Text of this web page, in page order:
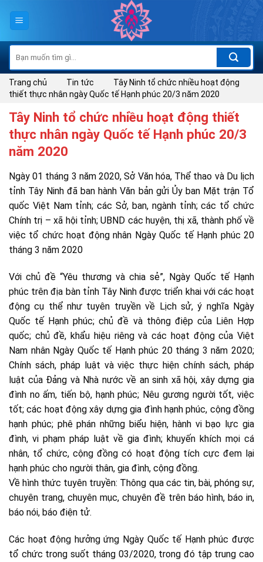
kiếm:
Trang chủ Tin tức
Tây Ninh tổ chức nhiều hoạt động
thiết thực nhân ngày Quốc tế Hạnh phúc 20/3 năm 2020
Tây Ninh tổ chức nhiều hoạt động thiết
thực nhân ngày Quốc tế Hạnh phúc 20/3
năm 2020
Ngày 01 tháng 3 năm 2020, Sở Văn hóa, Thể thao và Du lịch
tỉnh Tây Ninh đã ban hành Văn bản gửi Ủy ban Mặt trận Tổ
quốc Việt Nam tỉnh; các Sở, ban, ngành tỉnh; các tổ chức
Chính trị – xã hội tỉnh; UBND các huyện, thị xã, thành phố về
việc tổ chức hoạt động nhân Ngày Quốc tế Hạnh phúc 20
tháng 3 năm 2020
Với chủ đề “Yêu thương và chia sẻ”, Ngày Quốc tế Hạnh
phúc trên địa bàn tỉnh Tây Ninh được triển khai với các hoạt
động cụ thể như tuyên truyền về Lịch sử, ý nghĩa Ngày
Quốc tế Hạnh phúc; chủ đề và thông điệp của Liên Hợp
quốc; chủ đề, khẩu hiệu riêng và các hoạt động của Việt
Nam nhân Ngày Quốc tế Hạnh phúc 20 tháng 3 năm 2020;
Chính sách, pháp luật và việc thực hiện chính sách, pháp
luật của Đảng và Nhà nước về an sinh xã hội, xây dựng gia
đình no ấm, tiến bộ, hạnh phúc; Nêu gương người tốt, việc
tốt; các hoạt động xây dựng gia đình hạnh phúc, cộng đồng
hạnh phúc; phê phán những biểu hiện, hành vi bạo lực gia
đình, vi phạm pháp luật về gia đình; khuyến khích mọi cá
nhân, tổ chức, cộng đồng có hoạt động tích cực đem lại
hạnh phúc cho người thân, gia đình, cộng đồng.
Về hình thức tuyên truyền: Thông qua các tin, bài, phóng sự,
chuyên trang, chuyên mục, chuyên đề trên báo hình, báo in,
báo nói, báo điện tử.
Các hoạt động hưởng ứng Ngày Quốc tế Hạnh phúc được
tổ chức trong suốt tháng 03/2020, trong đó tập trung cao